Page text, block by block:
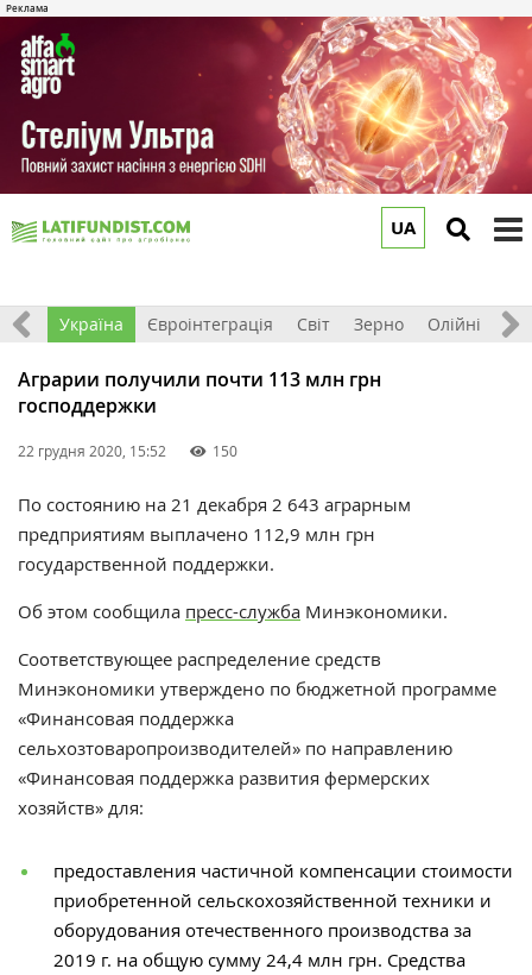
UA
Все Україна Євроінтеграція Світ Зерно Олійні
Аграрии получили почти 113 млн грн
господдержки
22 грудня 2020, 15:52 150
По состоянию на 21 декабря 2 643 аграрным
предприятиям выплачено 112,9 млн грн
государственной поддержки.
Об этом сообщила пресс-служба Минэкономики.
Соответствующее распределение средств
Минэкономики утверждено по бюджетной программе
«Финансовая поддержка
сельхозтоваропроизводителей» по направлению
«Финансовая поддержка развития фермерских
хозяйств» для:
предоставления частичной компенсации стоимости
приобретенной сельскохозяйственной техники и
оборудования отечественного производства за
2019 г. на общую сумму 24,4 млн грн. Средства